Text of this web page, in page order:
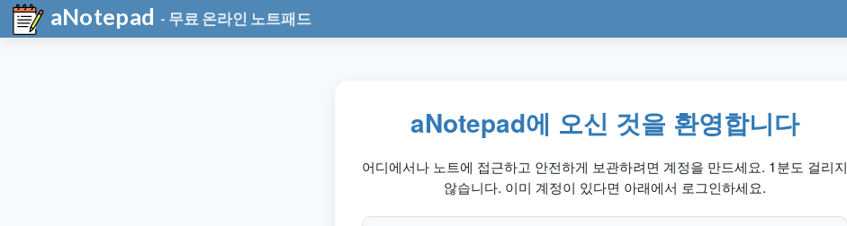
aNotepad - 무료 온라인 노트패드
aNotepad에 오신 것을 환영합니다
어디에서나 노트에 접근하고 안전하게 보관하려면 계정을 만드세요. 1분도 걸리지
않습니다. 이미 계정이 있다면 아래에서 로그인하세요.